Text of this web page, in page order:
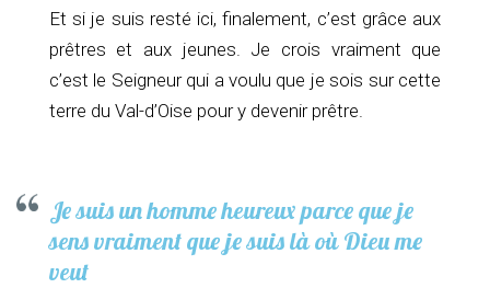
Et si je suis resté ici, finalement, c’est grâce aux
prêtres et aux jeunes. Je crois vraiment que
c’est le Seigneur qui a voulu que je sois sur cette
terre du Val-d’Oise pour y devenir prêtre.
Je suis un homme heureux parce que je
sens vraiment que je suis là où Dieu me
veut